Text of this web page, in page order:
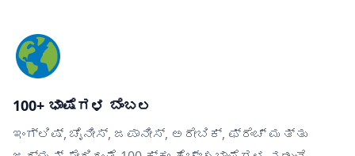
100+ ಭಾಷೆಗಳ ಬೆಂಬಲ
ಇಂಗ್ಲಿಷ್, ಚೈನೀಸ್, ಜಪಾನೀಸ್, ಅರೇಬಿಕ್, ಫ್ರೆಂಚ್ ಮತ್ತು